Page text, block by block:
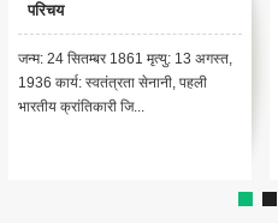
जन्म: 28 जनवरी, 1925, तिप्तुर, तुमकूर,
कर्नाटक मृत्यु: 24 सितम्बर 2004, मुंबई,
महाराष्ट्र कार्यक्...